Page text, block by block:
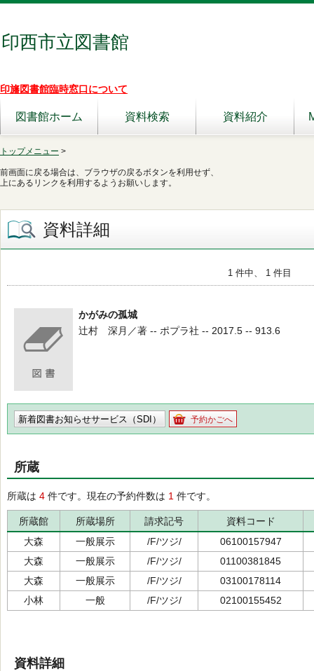
印西市立図書館
印旛図書館臨時窓口について
図書館ホーム 資料検索 資料紹介
トップメニュー >
前画面に戻る場合は、ブラウザの戻るボタンを利用せず、
上にあるリンクを利用するようお願いします。
資料詳細
1 件中、 1 件目
かがみの孤城
辻村 深月／著 -- ポプラ社 -- 2017.5 -- 913.6
新着図書お知らせサービス（SDI） 予約かごへ
所蔵
所蔵は 4 件です。現在の予約件数は 1 件です。
所蔵館 所蔵場所 請求記号
資料コード
大森
一般展示 /F/ツジ/
06100157947
大森
一般展示 /F/ツジ/
01100381845
大森
一般展示 /F/ツジ/
03100178114
小林
一般 /F/ツジ/ 02100155452
資料詳細